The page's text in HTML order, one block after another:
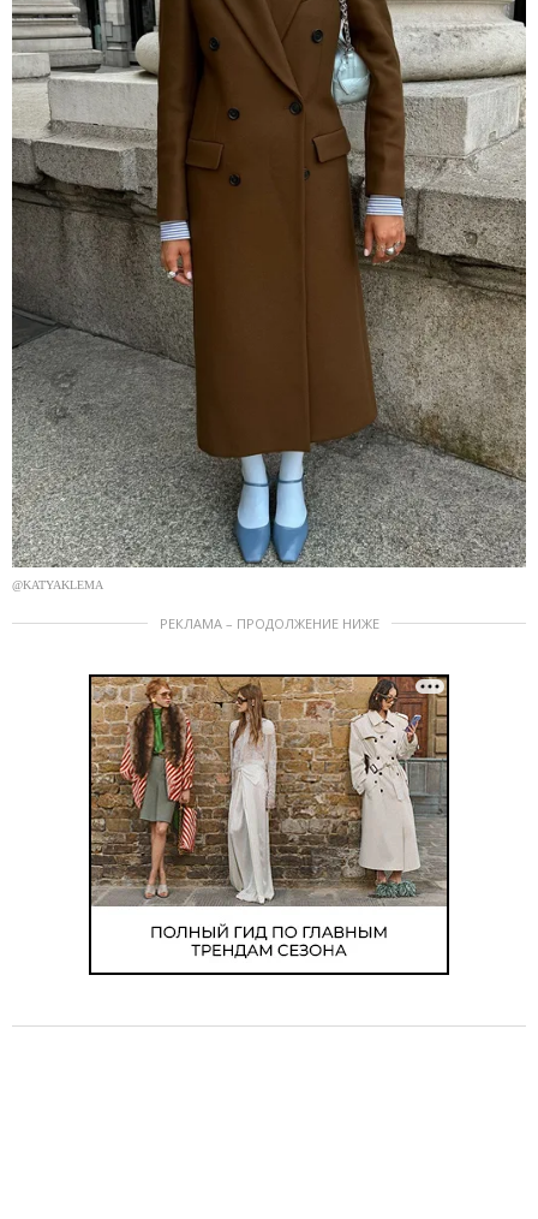
@KATYAKLEMA
РЕКЛАМА – ПРОДОЛЖЕНИЕ НИЖЕ